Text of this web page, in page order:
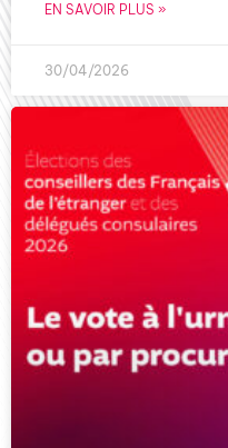
EN SAVOIR PLUS »
30/04/2026